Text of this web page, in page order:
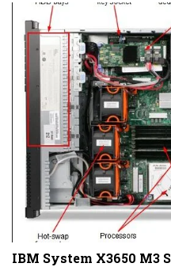
IBM System X3650 M3